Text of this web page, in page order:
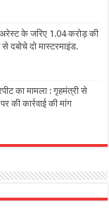
के जरिए 1.04 करोड़ की
दबोचे दो मास्टरमाइंड.
का मामला : गृहमंत्री से
की कार्रवाई की मांग